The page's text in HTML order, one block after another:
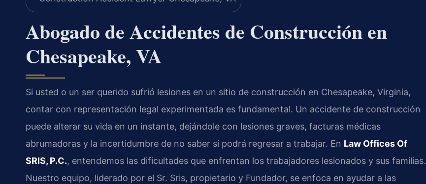
Abogado de Accidentes de Construcción en
Chesapeake, VA
Si usted o un ser querido sufrió lesiones en un sitio de construcción en Chesapeake, Virginia,
contar con representación legal experimentada es fundamental. Un accidente de construcción
puede alterar su vida en un instante, dejándole con lesiones graves, facturas médicas
abrumadoras y la incertidumbre de no saber si podrá regresar a trabajar. En Law Offices Of
SRIS, P.C., entendemos las dificultades que enfrentan los trabajadores lesionados y sus familias.
Nuestro equipo, liderado por el Sr. Sris, propietario y Fundador, se enfoca en ayudar a las